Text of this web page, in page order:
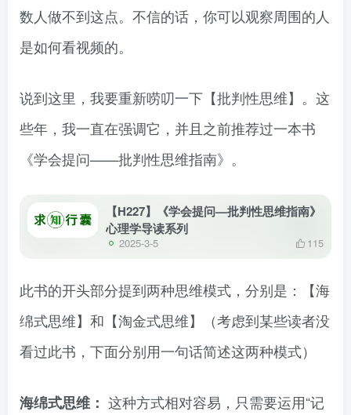
数人做不到这点。不信的话，你可以观察周围的人
是如何看视频的。
说到这里，我要重新唠叨一下【批判性思维】。这
些年，我一直在强调它，并且之前推荐过一本书
《学会提问——批判性思维指南》。
【H227】《学会提问—批判性思维指南》
心理学导读系列
2025-3-5 115
此书的开头部分提到两种思维模式，分别是：【海
绵式思维】和【淘金式思维】（考虑到某些读者没
看过此书，下面分别用一句话简述这两种模式）
海绵式思维： 这种方式相对容易，只需要运用“记